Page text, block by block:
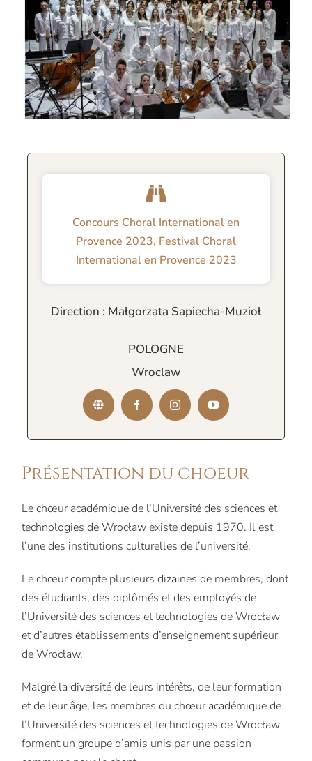
Présentation du choeur
Le chœur académique de l’Université des sciences et
technologies de Wrocław existe depuis 1970. Il est
l’une des institutions culturelles de l’université.
Le chœur compte plusieurs dizaines de membres, dont
des étudiants, des diplômés et des employés de
l’Université des sciences et technologies de Wrocław
et d’autres établissements d’enseignement supérieur
de Wrocław.
Malgré la diversité de leurs intérêts, de leur formation
et de leur âge, les membres du chœur académique de
l’Université des sciences et technologies de Wrocław
forment un groupe d’amis unis par une passion
Concours Choral International en
Provence 2023, Festival Choral
International en Provence 2023
Direction : Małgorzata Sapiecha-Muzioł
POLOGNE
Wroclaw